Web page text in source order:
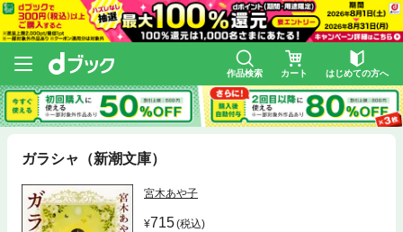
作品検索 カート はじめての方へ
ガラシャ（新潮文庫）
宮木あや子
715(税込)